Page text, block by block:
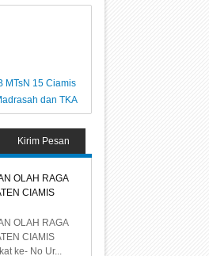
MTsN 15 Ciamis
dan TKA
Kirim Pesan
OLAH RAGA
CIAMIS
OLAH RAGA
CIAMIS
ke- No Ur...